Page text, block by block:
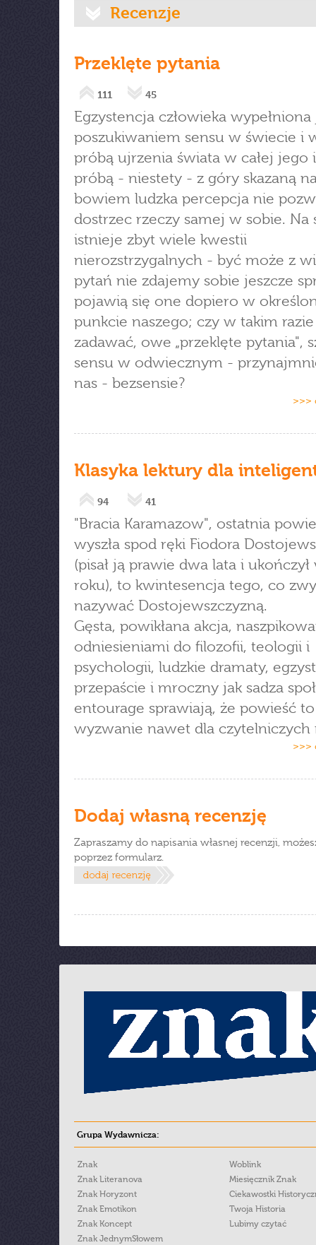
Recenzje
Przeklęte pytania
111 45
Egzystencja człowieka wypełniona
poszukiwaniem sensu w świecie i
próbą ujrzenia świata w całej jego
próbą - niestety - z góry skazaną
bowiem ludzka percepcja nie
dostrzec rzeczy samej w sobie. Na
istnieje zbyt wiele kwestii
nierozstrzygalnych - być może z
pytań nie zdajemy sobie jeszcze
pojawią się one dopiero w
punkcie naszego; czy w takim
zadawać, owe „przeklęte pytania",
sensu w odwiecznym -
nas - bezsensie?
>>>
Klasyka lektury dla
94 41
"Bracia Karamazow", ostatnia
wyszła spod ręki Fiodora
(pisał ją prawie dwa lata i
roku), to kwintesencja tego, co
nazywać Dostojewszczyzną.
Gęsta, powikłana akcja,
odniesieniami do filozofii, teologii i
psychologii, ludzkie dramaty,
przepaście i mroczny jak sadza
entourage sprawiają, że powieść to
wyzwanie nawet dla czytelniczych
>>>
Dodaj własną recenzję
Zapraszamy do napisania własnej recenzji,
poprzez formularz.
Grupa Wydawnicza:
Znak
Znak Literanova
Znak Horyzont
Znak Emotikon
Znak Koncept
Znak JednymSłowem
Woblink
Miesięcznik Znak
Ciekawostki
Twoja Historia
Lubimy czytać